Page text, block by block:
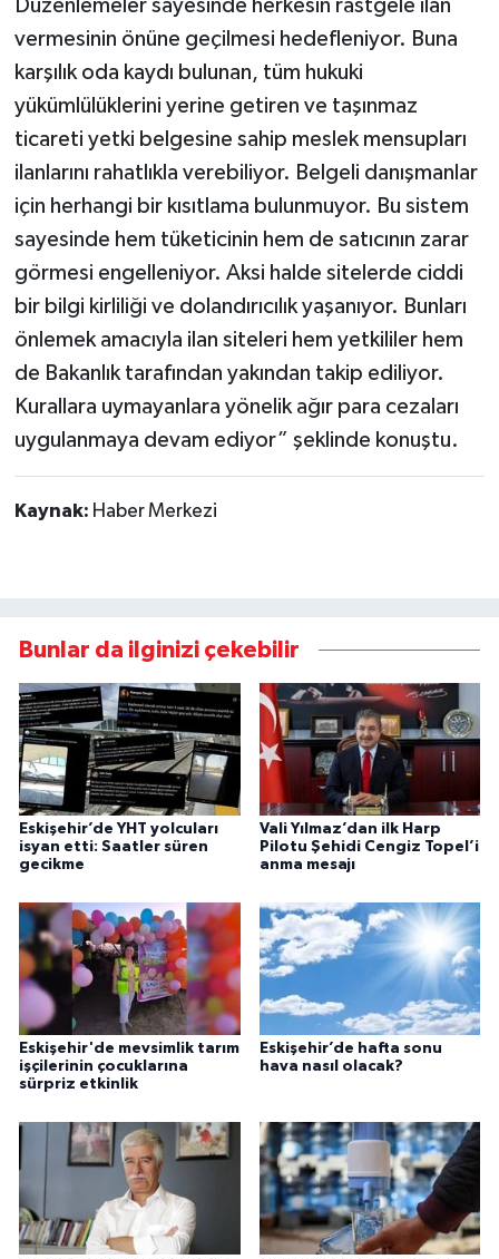
Düzenlemeler sayesinde herkesin rastgele ilan
vermesinin önüne geçilmesi hedefleniyor. Buna
karşılık oda kaydı bulunan, tüm hukuki
yükümlülüklerini yerine getiren ve taşınmaz
ticareti yetki belgesine sahip meslek mensupları
ilanlarını rahatlıkla verebiliyor. Belgeli danışmanlar
için herhangi bir kısıtlama bulunmuyor. Bu sistem
sayesinde hem tüketicinin hem de satıcının zarar
görmesi engelleniyor. Aksi halde sitelerde ciddi
bir bilgi kirliliği ve dolandırıcılık yaşanıyor. Bunları
önlemek amacıyla ilan siteleri hem yetkililer hem
de Bakanlık tarafından yakından takip ediliyor.
Kurallara uymayanlara yönelik ağır para cezaları
uygulanmaya devam ediyor” şeklinde konuştu.
Kaynak: Haber Merkezi
Bunlar da ilginizi çekebilir
Eskişehir’de YHT yolcuları
isyan etti: Saatler süren
gecikme
Vali Yılmaz’dan ilk Harp
Pilotu Şehidi Cengiz Topel’i
anma mesajı
Eskişehir'de mevsimlik tarım
işçilerinin çocuklarına
sürpriz etkinlik
Eskişehir’de hafta sonu
hava nasıl olacak?